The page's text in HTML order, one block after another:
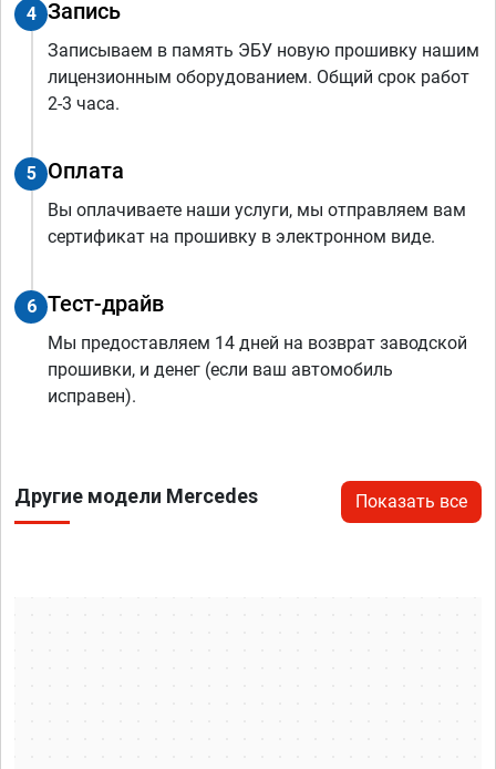
4 Запись
Записываем в память ЭБУ новую прошивку нашим
лицензионным оборудованием. Общий срок работ
2-3 часа.
5 Оплата
Вы оплачиваете наши услуги, мы отправляем вам
сертификат на прошивку в электронном виде.
6 Тест-драйв
Мы предоставляем 14 дней на возврат заводской
прошивки, и денег (если ваш автомобиль
исправен).
Другие модели Mercedes Показать все